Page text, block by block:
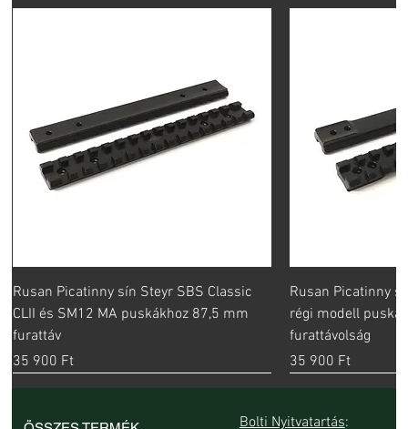
Rusan Picatinny sín Steyr SBS Classic
CLII és SM12 MA puskákhoz 87,5 mm
furattáv
Ár
35 900 Ft
Rusan Picatinny
régi modell
furattávolság
Ár
35 900 Ft
Bolti Nyitvatartás: